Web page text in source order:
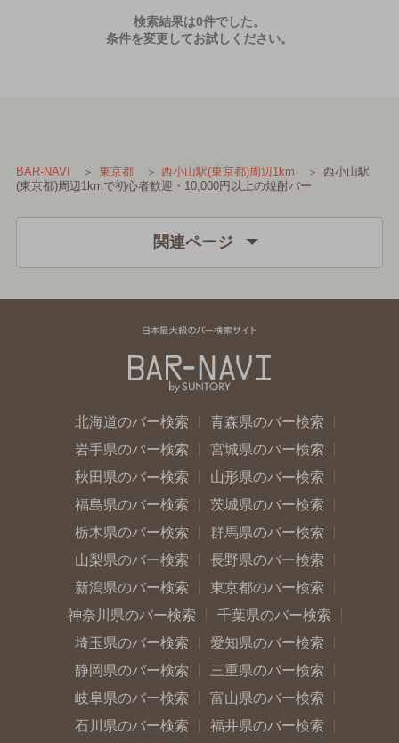
検索結果は0件でした。
条件を変更してお試しください。
BAR-NAVI 東京都 西小山駅(東京都)周辺1km
西小山駅
(東京都)周辺1kmで初心者歓迎・10,000円以上の焼酎バー
関連ページ
北海道のバー検索
青森県のバー検索
岩手県のバー検索
宮城県のバー検索
秋田県のバー検索
山形県のバー検索
福島県のバー検索
茨城県のバー検索
栃木県のバー検索
群馬県のバー検索
山梨県のバー検索
長野県のバー検索
新潟県のバー検索
東京都のバー検索
神奈川県のバー検索
千葉県のバー検索
埼玉県のバー検索
愛知県のバー検索
静岡県のバー検索
三重県のバー検索
岐阜県のバー検索
富山県のバー検索
石川県のバー検索
福井県のバー検索